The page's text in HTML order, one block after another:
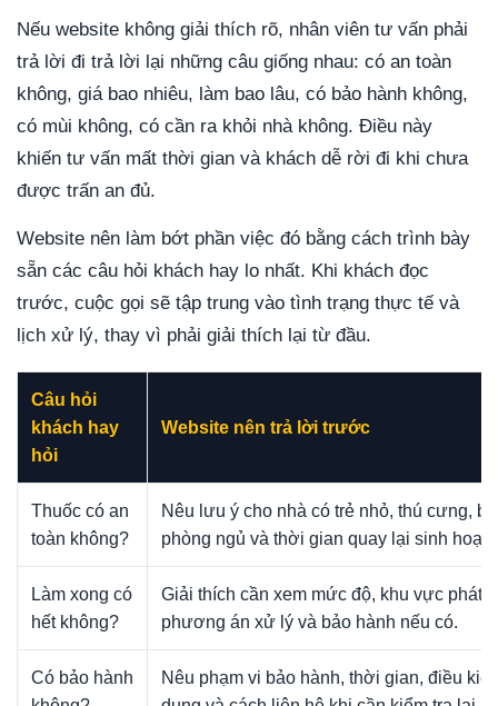
Nếu website không giải thích rõ, nhân viên tư vấn phải
trả lời đi trả lời lại những câu giống nhau: có an toàn
không, giá bao nhiêu, làm bao lâu, có bảo hành không,
có mùi không, có cần ra khỏi nhà không. Điều này
khiến tư vấn mất thời gian và khách dễ rời đi khi chưa
được trấn an đủ.
Website nên làm bớt phần việc đó bằng cách trình bày
sẵn các câu hỏi khách hay lo nhất. Khi khách đọc
trước, cuộc gọi sẽ tập trung vào tình trạng thực tế và
lịch xử lý, thay vì phải giải thích lại từ đầu.
Câu hỏi
khách hay
hỏi
Website nên trả lời trước
Thuốc có an
toàn không?
Nêu lưu ý cho nhà có trẻ nhỏ, thú cưng,
phòng ngủ và thời gian quay lại sinh hoạt.
Làm xong có
hết không?
Giải thích cần xem mức độ, khu vực phát
phương án xử lý và bảo hành nếu có.
Có bảo hành
Nêu phạm vi bảo hành, thời gian, điều